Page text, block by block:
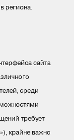
региона.
сайта
среди
требует
крайне важно